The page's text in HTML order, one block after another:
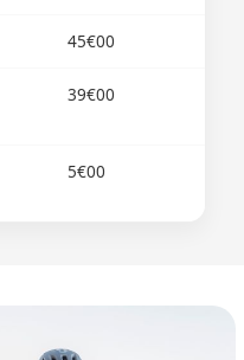
45€00
39€00
5€00